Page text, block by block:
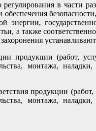
в части
энергии,
а также
продукции (работ,
монтажа,
продукции
монтажа,